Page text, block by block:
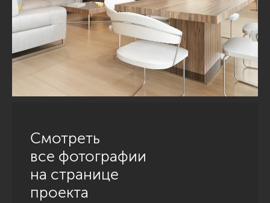
Смотреть
все фотографии
на странице
проекта